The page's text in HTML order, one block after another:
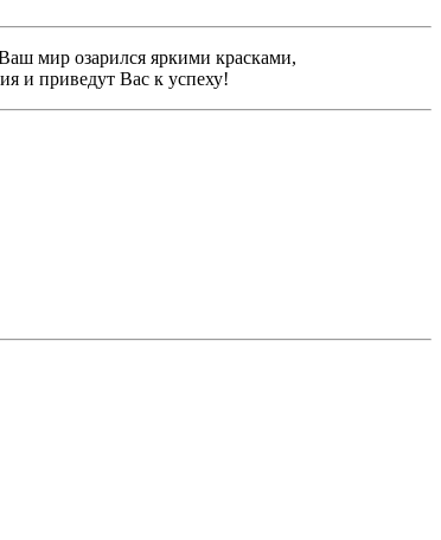
мир озарился яркими красками,
и приведут Вас к успеху!